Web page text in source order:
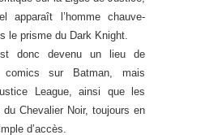
apparaît l’homme chauve-
le prisme du Dark Knight.
donc devenu un lieu de
comics sur Batman, mais
League, ainsi que les
Chevalier Noir, toujours en
d’accès.